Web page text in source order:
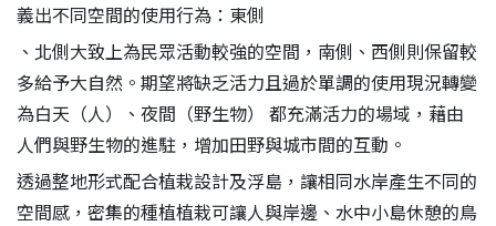
義出不同空間的使用行為：東側
、北側大致上為民眾活動較強的空間，南側、西側則保留較
多給予大自然。期望將缺乏活力且過於單調的使用現況轉變
為白天（人）、夜間（野生物） 都充滿活力的場域，藉由
人們與野生物的進駐，增加田野與城市間的互動。
透過整地形式配合植栽設計及浮島，讓相同水岸產生不同的
空間感，密集的種植植栽可讓人與岸邊、水中小島休憩的鳥